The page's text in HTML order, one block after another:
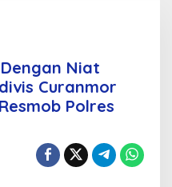
Dengan Niat
Curanmor
Polres